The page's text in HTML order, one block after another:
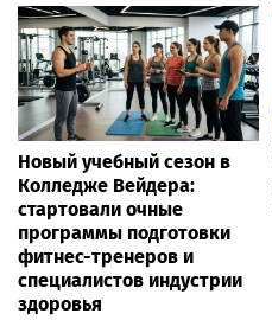
Новый учебный сезон в
Колледже Вейдера:
стартовали очные
программы подготовки
фитнес-тренеров и
специалистов индустрии
здоровья